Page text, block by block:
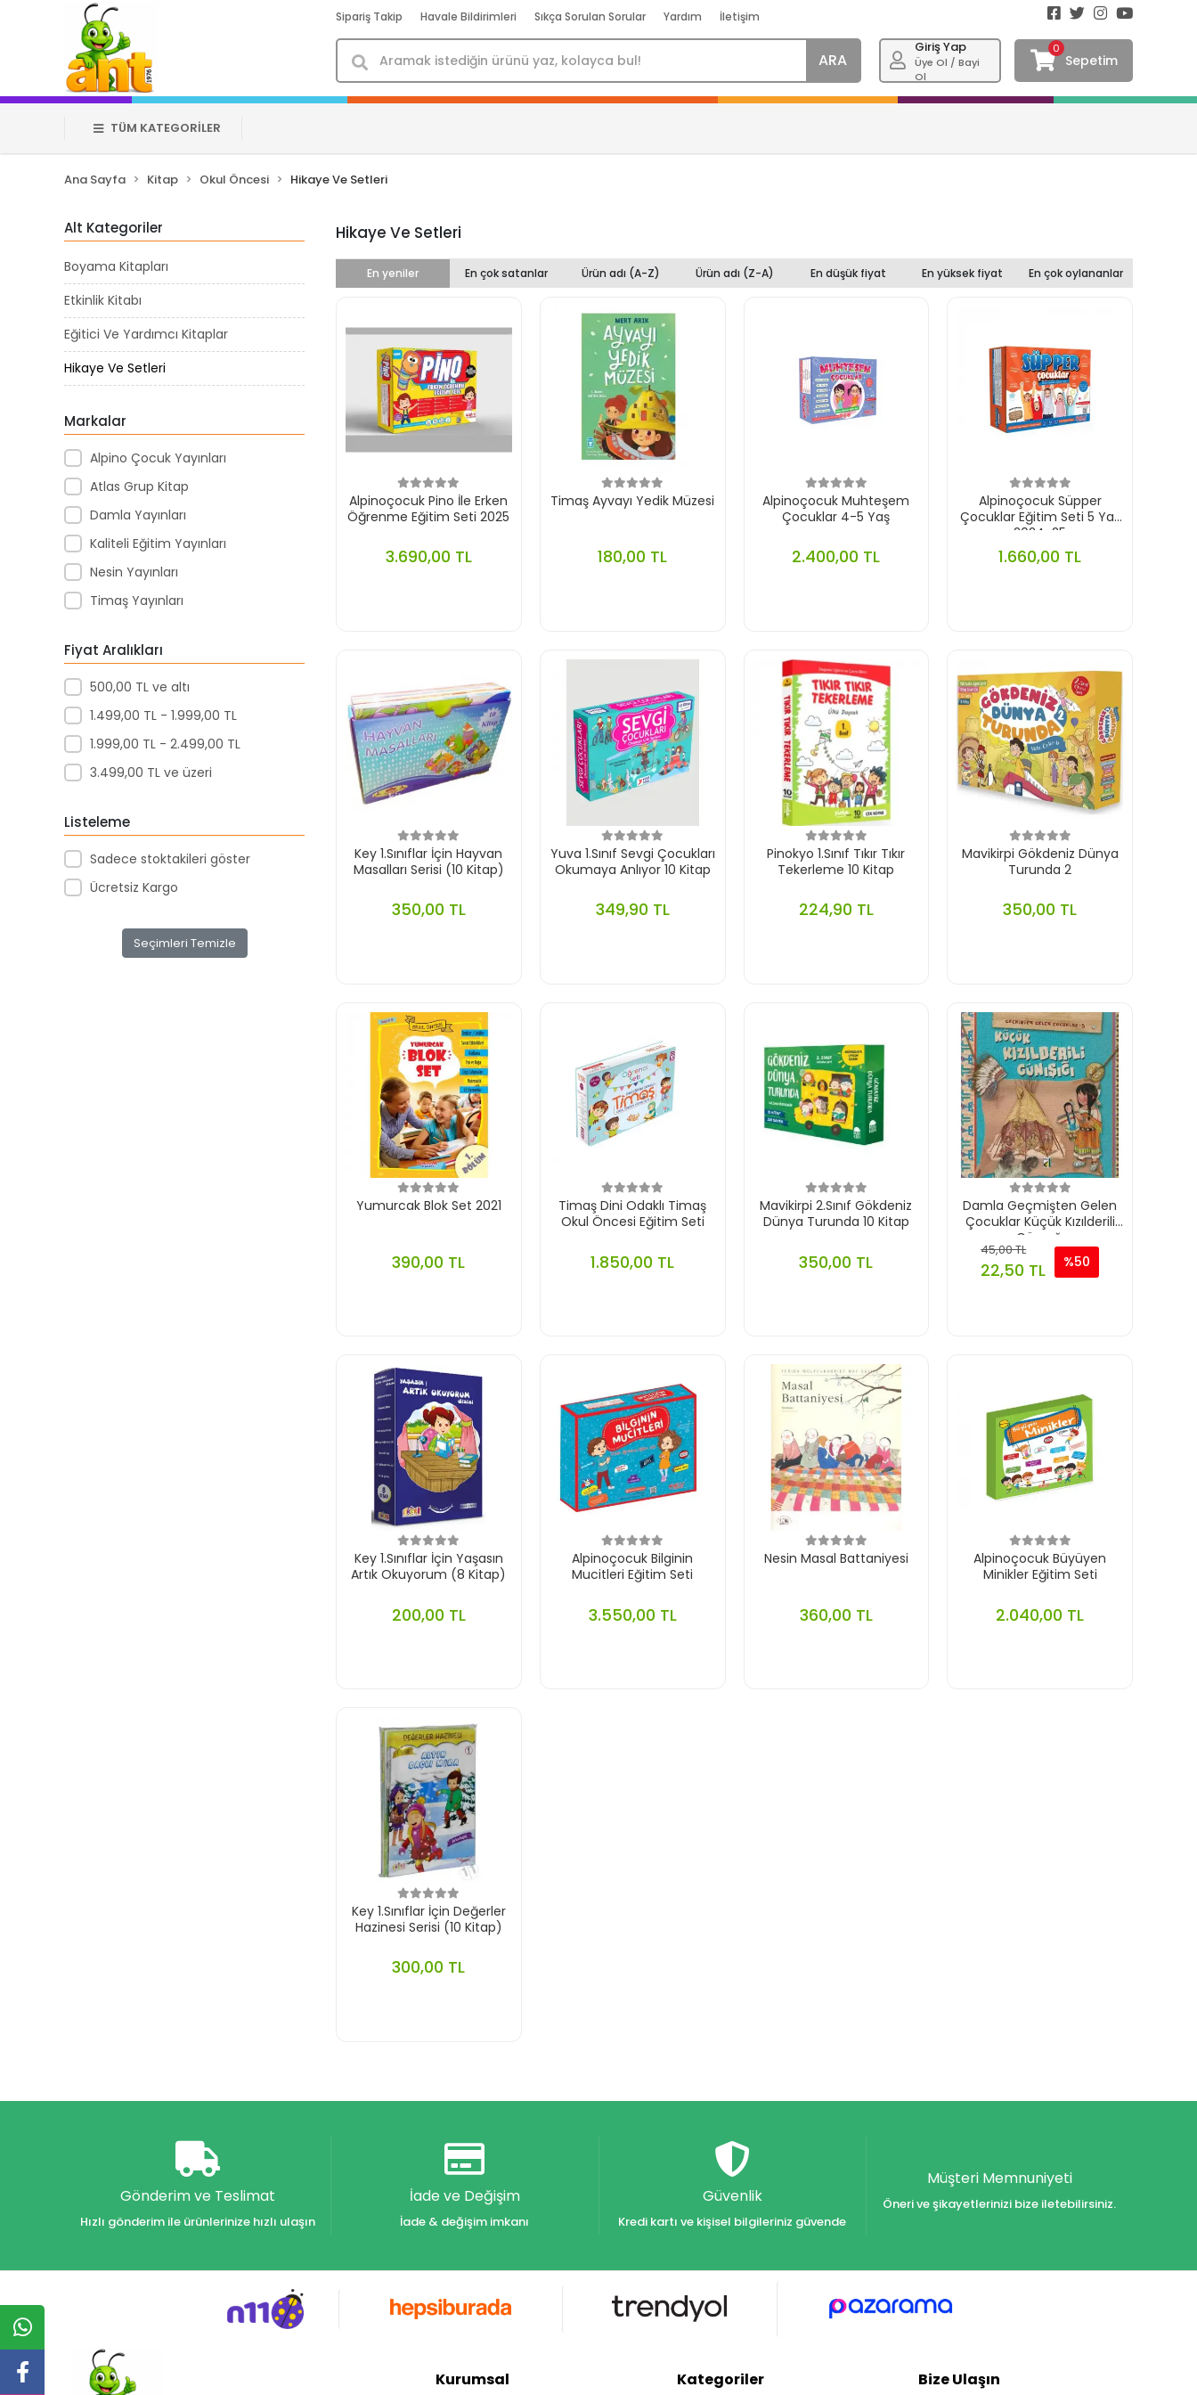
Sipariş Takip Havale Bildirimleri Sıkça Sorulan Sorular Yardım İletişim
ARA
Giriş Yap
Üye Ol / Bayi
Ol
0
Sepetim
TÜM KATEGORİLER
Ana Sayfa Kitap Okul Öncesi Hikaye Ve Setleri
Alt Kategoriler
Boyama Kitapları
Etkinlik Kitabı
Eğitici Ve Yardımcı Kitaplar
Hikaye Ve Setleri
Markalar
Alpino Çocuk Yayınları
Atlas Grup Kitap
Damla Yayınları
Kaliteli Eğitim Yayınları
Nesin Yayınları
Timaş Yayınları
Fiyat Aralıkları
500,00 TL ve altı
1.499,00 TL - 1.999,00 TL
1.999,00 TL - 2.499,00 TL
3.499,00 TL ve üzeri
Listeleme
Sadece stoktakileri göster
Ücretsiz Kargo
Seçimleri Temizle
Hikaye Ve Setleri
En yeniler En çok satanlar Ürün adı (A-Z) Ürün adı (Z-A) En düşük fiyat En yüksek fiyat En çok oylananlar
Alpinoçocuk Pino İle Erken
Öğrenme Eğitim Seti 2025
3.690,00 TL
Timaş Ayvayı Yedik Müzesi
180,00 TL
Alpinoçocuk Muhteşem
Çocuklar 4-5 Yaş
2.400,00 TL
Alpinoçocuk Süpper
Çocuklar Eğitim Seti 5 Yaş
2024-25
1.660,00 TL
Key 1.Sınıflar İçin Hayvan
Masalları Serisi (10 Kitap)
350,00 TL
Yuva 1.Sınıf Sevgi Çocukları
Okumaya Anlıyor 10 Kitap
349,90 TL
Pinokyo 1.Sınıf Tıkır Tıkır
Tekerleme 10 Kitap
224,90 TL
Mavikirpi Gökdeniz Dünya
Turunda 2
350,00 TL
Yumurcak Blok Set 2021
390,00 TL
Timaş Dini Odaklı Timaş
Okul Öncesi Eğitim Seti
1.850,00 TL
Mavikirpi 2.Sınıf Gökdeniz
Dünya Turunda 10 Kitap
350,00 TL
Damla Geçmişten Gelen
Çocuklar Küçük Kızılderili
Günışığı
45,00 TL
22,50 TL %50
Key 1.Sınıflar İçin Yaşasın
Artık Okuyorum (8 Kitap)
200,00 TL
Alpinoçocuk Bilginin
Mucitleri Eğitim Seti
3.550,00 TL
Nesin Masal Battaniyesi
360,00 TL
Alpinoçocuk Büyüyen
Minikler Eğitim Seti
2.040,00 TL
Key 1.Sınıflar İçin Değerler
Hazinesi Serisi (10 Kitap)
300,00 TL
Gönderim ve Teslimat
Hızlı gönderim ile ürünlerinize hızlı ulaşın
İade ve Değişim
İade & değişim imkanı
Güvenlik
Kredi kartı ve kişisel bilgileriniz güvende
Müşteri Memnuniyeti
Öneri ve şikayetlerinizi bize iletebilirsiniz.
Kurumsal Kategoriler Bize Ulaşın